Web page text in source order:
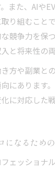
また、AIや
り組むこと
競争力を保
と将来性の
方や副業と
にあります
に対応した
になるため
ェッショナ